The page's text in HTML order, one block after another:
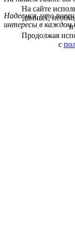
Надеемся, что
интересы в каждом
На сайте
данных,
и
Продолжая
с